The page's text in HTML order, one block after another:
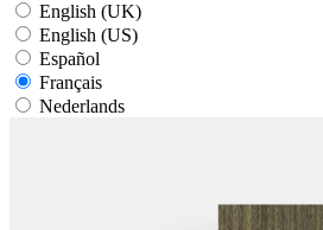
English (UK)
English (US)
Español
Français
Nederlands